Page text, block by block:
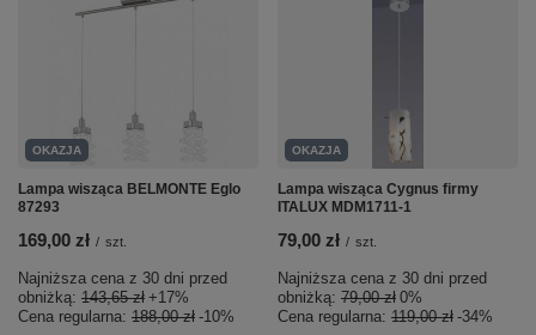
OKAZJA
Lampa wisząca BELMONTE Eglo
87293
169,00 zł / szt.
Najniższa cena z 30 dni przed
obniżką: 143,65 zł +17%
Cena regularna: 188,00 zł -10%
OKAZJA
Lampa wisząca Cygnus firmy
ITALUX MDM1711-1
79,00 zł / szt.
Najniższa cena z 30 dni przed
obniżką: 79,00 zł 0%
Cena regularna: 119,00 zł -34%